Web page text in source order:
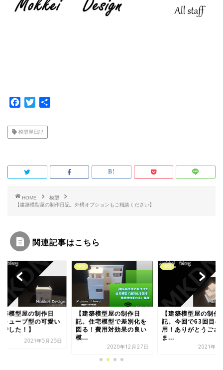
c
e
o
k
i
t
r
模型屋日記
HOME
模型
【建築模型屋の制作日記。外構オプションもご相談ください】
関連記事はこちら
築模型屋の制作日
住宅模型で差別化を
！費用対効果の良い
模型
【建築模型屋の制作日
記。今回で63回目のご利
用！ありがとうござい
ま...
2021年11月9日
模型
【建築模型屋の制作
記。凹んだ部分は立
ではわかりにくい？